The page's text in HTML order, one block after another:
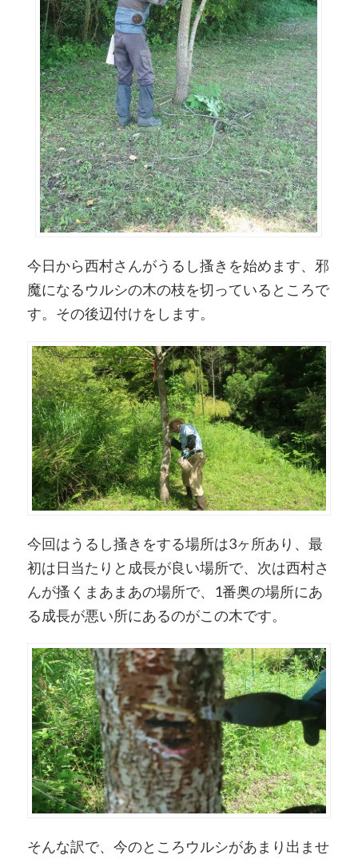
今日から西村さんがうるし搔きを始めます、邪
魔になるウルシの木の枝を切っているところで
す。その後辺付けをします。
今回はうるし搔きをする場所は3ヶ所あり、最
初は日当たりと成長が良い場所で、次は西村さ
んが搔くまあまあの場所で、1番奥の場所にあ
る成長が悪い所にあるのがこの木です。
そんな訳で、今のところウルシがあまり出ませ